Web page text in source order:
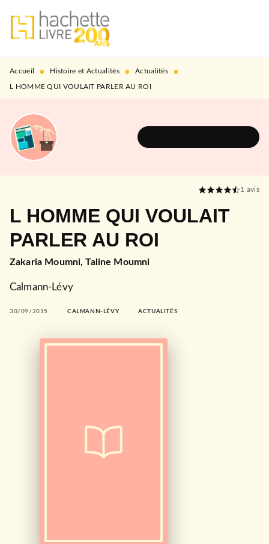
MENU RECHERCHE
PIED DE PAGE
Accueil • Histoire et Actualités • Actualités •
L HOMME QUI VOULAIT PARLER AU ROI
1 avis
L HOMME QUI VOULAIT
PARLER AU ROI
Zakaria Moumni,Taline Moumni
Calmann-Lévy
30/09/2015 CALMANN-LÉVY ACTUALITÉS